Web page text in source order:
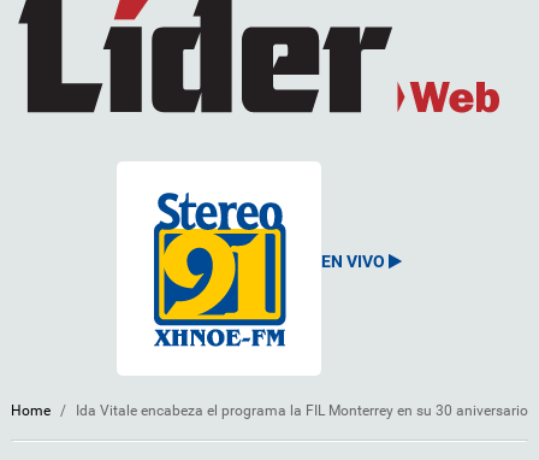
EN VIVO
Home / Ida Vitale encabeza el programa la FIL Monterrey en su 30 aniversario